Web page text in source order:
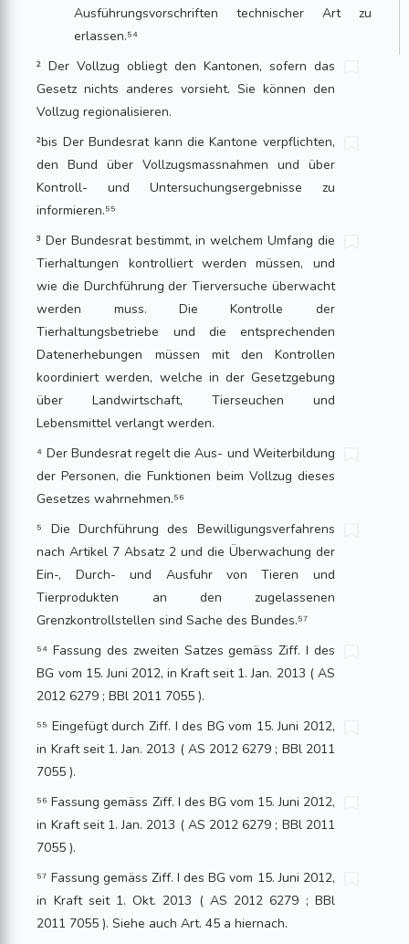
Ausführungsvorschriften technischer Art zu
erlassen.⁵⁴
² Der Vollzug obliegt den Kantonen, sofern das
Gesetz nichts anderes vorsieht. Sie können den
Vollzug regionalisieren.
²bis Der Bundesrat kann die Kantone verpflichten,
den Bund über Vollzugsmassnahmen und über
Kontroll- und Untersuchungsergebnisse zu
informieren.⁵⁵
³ Der Bundesrat bestimmt, in welchem Umfang die
Tierhaltungen kontrolliert wer­den müssen, und
wie die Durchführung der Tierversuche überwacht
werden muss. Die Kontrolle der
Tierhaltungsbetriebe und die entsprechenden
Daten­erhe­bungen müssen mit den Kontrollen
koordiniert werden, welche in der Gesetzgebung
über Landwirtschaft, Tierseuchen und
Lebensmittel verlangt werden.
⁴ Der Bundesrat regelt die Aus- und Weiterbildung
der Personen, die Funktionen beim Vollzug dieses
Gesetzes wahrnehmen.⁵⁶
⁵ Die Durchführung des Bewilligungsverfahrens
nach Artikel 7 Absatz 2 und die Überwachung der
Ein-, Durch- und Ausfuhr von Tieren und
Tierprodukten an den zugelassenen
Grenzkontrollstellen sind Sache des Bundes.⁵⁷
⁵⁴ Fassung des zweiten Satzes gemäss Ziff. I des
BG vom 15. Juni 2012, in Kraft seit 1. Jan. 2013 ( AS
2012 6279 ; BBl 2011 7055 ).
⁵⁵ Eingefügt durch Ziff. I des BG vom 15. Juni 2012,
in Kraft seit 1. Jan. 2013 ( AS 2012 6279 ; BBl 2011
7055 ).
⁵⁶ Fassung gemäss Ziff. I des BG vom 15. Juni 2012,
in Kraft seit 1. Jan. 2013 ( AS 2012 6279 ; BBl 2011
7055 ).
⁵⁷ Fassung gemäss Ziff. I des BG vom 15. Juni 2012,
in Kraft seit 1. Okt. 2013 ( AS 2012 6279 ; BBl
2011 7055 ). Siehe auch Art. 45 a hiernach.